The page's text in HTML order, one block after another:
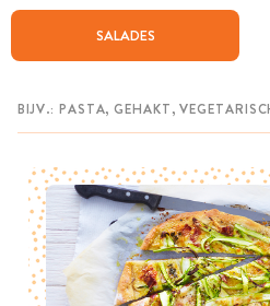
SALADES
CHAT MET MAIA
MIJN BEWAARDE RECEPTEN